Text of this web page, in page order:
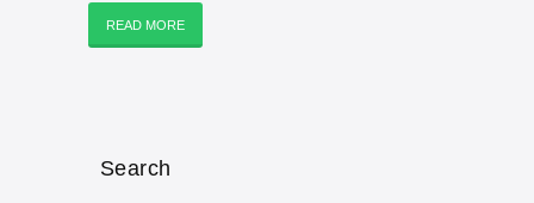
READ MORE
Search